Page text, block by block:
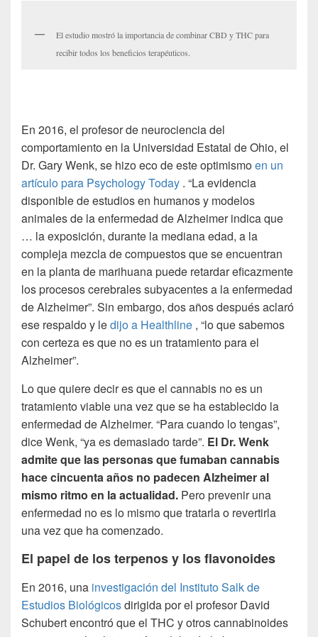
El estudio mostró la importancia de combinar CBD y THC para
recibir todos los beneficios terapéuticos.
En 2016, el profesor de neurociencia del
comportamiento en la Universidad Estatal de Ohio, el
Dr. Gary Wenk, se hizo eco de este optimismoen un
artículo para Psychology Today . “La evidencia
disponible de estudios en humanos y modelos
animales de la enfermedad de Alzheimer indica que
… la exposición, durante la mediana edad, a la
compleja mezcla de compuestos que se encuentran
en la planta de marihuana puede retardar eficazmente
los procesos cerebrales subyacentes a la enfermedad
de Alzheimer”. Sin embargo, dos años después aclaró
ese respaldo y ledijo a Healthline , “lo que sabemos
con certeza es que no es un tratamiento para el
Alzheimer”.
Lo que quiere decir es que el cannabis no es un
tratamiento viable una vez que se ha establecido la
enfermedad de Alzheimer. “Para cuando lo tengas”,
dice Wenk, “ya es demasiado tarde”. El Dr. Wenk
admite que las personas que fumaban cannabis
hace cincuenta años no padecen Alzheimer al
mismo ritmo en la actualidad. Pero prevenir una
enfermedad no es lo mismo que tratarla o revertirla
una vez que ha comenzado.
El papel de los terpenos y los flavonoides
En 2016, una investigación del Instituto Salk de
Estudios Biológicosdirigida por el profesor David
Schubert encontró que el THC y otros cannabinoides